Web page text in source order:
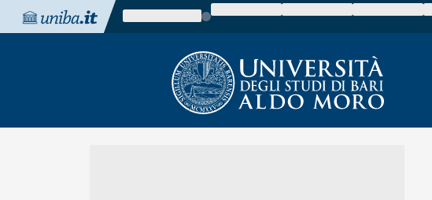
Vai al contenuto
Vai alla navigazione
Vai al footer